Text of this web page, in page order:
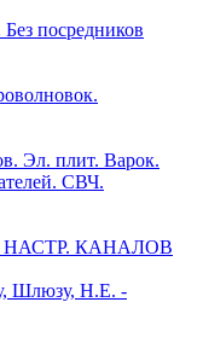
посредников
Эл. плит. Варок.
СВЧ.
КАНАЛОВ
Шлюзу, Н.Е. -